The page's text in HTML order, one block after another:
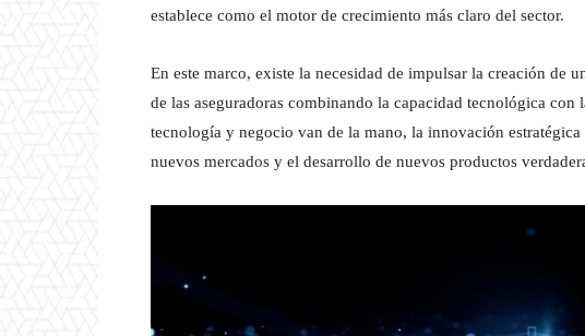
establece como el motor de crecimiento más claro del sector.
En este marco, existe la necesidad de impulsar la creación de
de las aseguradoras combinando la capacidad tecnológica con
tecnología y negocio van de la mano, la innovación
nuevos mercados y el desarrollo de nuevos productos